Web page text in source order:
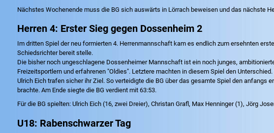
Nächstes Wochenende muss die BG sich auswärts in Lörrach beweisen und das nächste
Herren 4: Erster Sieg gegen Dossenheim 2
Im dritten Spiel der neu formierten 4. Herrenmannschaft kam es endlich zum ersehnten
Schiedsrichter bereit stelle.
Die bisher noch ungeschlagene Dossenheimer Mannschaft ist ein noch junges,
Freizeitsportlern und erfahrenen "Oldies". Letztere machten in diesem Spiel den
Ulrich Eich trafen sicher ihr Ziel. So verteidigte die BG über das gesamte Spiel den
brachte. Am Ende siegte die BG verdient mit 63:53.
Für die BG spielten: Ulrich Eich (16, zwei Dreier), Christan Grafl, Max Henninger (1), Jörg
U18: Rabenschwarzer Tag